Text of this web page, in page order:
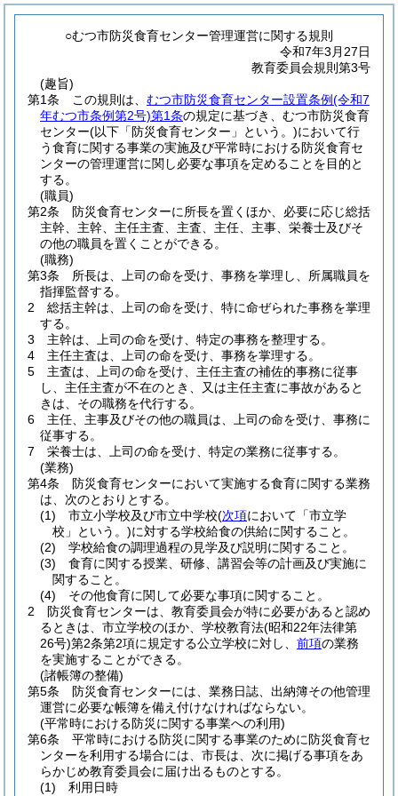
○むつ市防災食育センター管理運営に関する規則
令和7年3月27日
教育委員会規則第3号
(趣旨)
第1条
この規則は、 むつ市防災食育センター設置条例(令和7
年むつ市条例第2号)第1条の規定に基づき、むつ市防災食育
センター(以下「防災食育センター」という。)において行
う食育に関する事業の実施及び平常時における防災食育セ
ンターの管理運営に関し必要な事項を定めることを目的と
する。
(職員)
第2条
防災食育センターに所長を置くほか、必要に応じ総括
主幹、主幹、主任主査、主査、主任、主事、栄養士及びそ
の他の職員を置くことができる。
(職務)
第3条
所長は、上司の命を受け、事務を掌理し、所属職員を
指揮監督する。
2
総括主幹は、上司の命を受け、特に命ぜられた事務を掌理
する。
3
主幹は、上司の命を受け、特定の事務を整理する。
4
主任主査は、上司の命を受け、事務を掌理する。
5
主査は、上司の命を受け、主任主査の補佐的事務に従事
し、主任主査が不在のとき、又は主任主査に事故があると
きは、その職務を代行する。
6
主任、主事及びその他の職員は、上司の命を受け、事務に
従事する。
7
栄養士は、上司の命を受け、特定の業務に従事する。
(業務)
第4条
防災食育センターにおいて実施する食育に関する業務
は、次のとおりとする。
(1)
市立小学校及び市立中学校(次項において「市立学
校」という。)に対する学校給食の供給に関すること。
(2)
学校給食の調理過程の見学及び説明に関すること。
(3)
食育に関する授業、研修、講習会等の計画及び実施に
関すること。
(4)
その他食育に関して必要な事項に関すること。
2
防災食育センターは、教育委員会が特に必要があると認め
るときは、市立学校のほか、学校教育法(昭和22年法律第
26号)第2条第2項に規定する公立学校に対し、 前項の業務
を実施することができる。
(諸帳簿の整備)
第5条
防災食育センターには、業務日誌、出納簿その他管理
運営に必要な帳簿を備え付けなければならない。
(平常時における防災に関する事業への利用)
第6条
平常時における防災に関する事業のために防災食育セ
ンターを利用する場合には、市長は、次に掲げる事項をあ
らかじめ教育委員会に届け出るものとする。
(1)
利用日時